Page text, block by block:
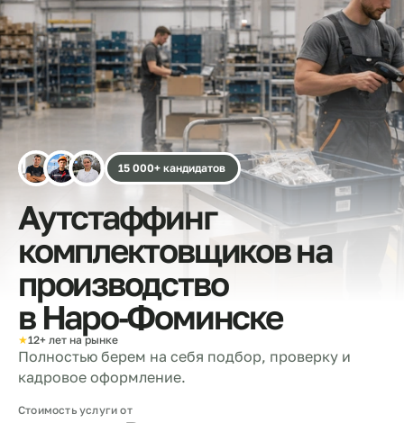
15 000+ кандидатов
Аутстаффинг
комплектовщиков на
производство
вНаро‑Фоминске
★12+ лет на рынке
Полностью берем на себя подбор, проверку и
кадровое оформление.
Стоимость услуги от